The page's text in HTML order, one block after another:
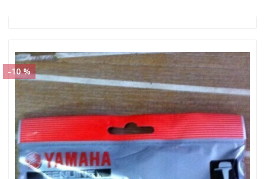
-10 %